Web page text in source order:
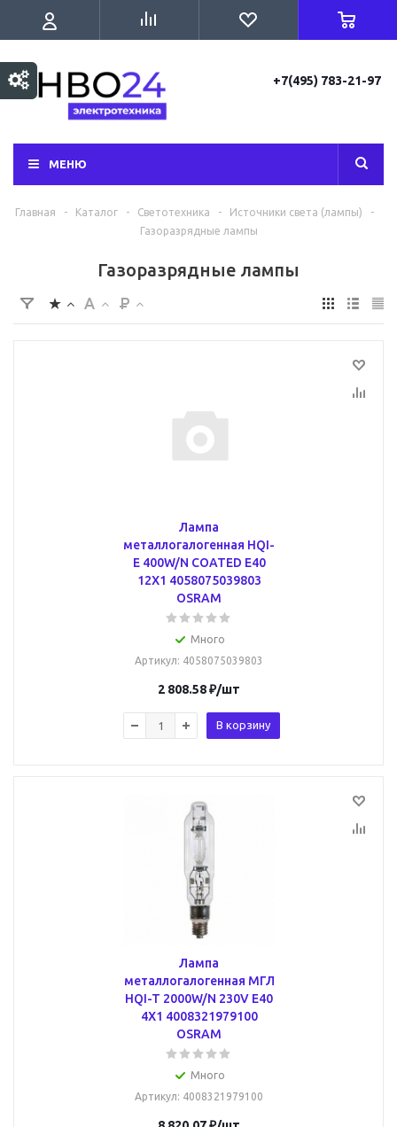
+7(495) 783-21-97
МЕНЮ
Главная - Каталог - Светотехника - Источники света (лампы)
-
Газоразрядные лампы
Газоразрядные лампы
Лампа
металлогалогенная HQI-
E 400W/N COATED E40
12X1 4058075039803
OSRAM
Много
Артикул: 4058075039803
2 808.58₽/шт
В корзину
Лампа
металлогалогенная МГЛ
HQI-T 2000W/N 230V E40
4X1 4008321979100
OSRAM
Много
Артикул: 4008321979100